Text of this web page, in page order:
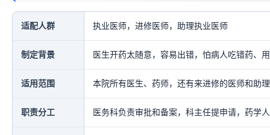
适配人群 执业医师，进修医师，助理执业医师
制定背景 医生开药太随意，容易出错，怕病人吃错药、
适用范围 本院所有医生、药师，还有来进修的医师和助
职责分工 医务科负责审批和备案，科主任提申请，药学